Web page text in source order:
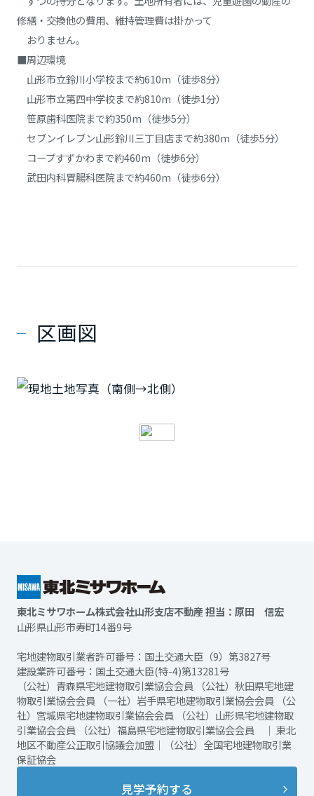
修繕・交換他の費用、維持管理費は掛かって
おりません。
■周辺環境
山形市立鈴川小学校まで約610m（徒歩8分）
山形市立第四中学校まで約810m（徒歩1分）
笹原歯科医院まで約350m（徒歩5分）
セブンイレブン山形鈴川三丁目店まで約380m（徒歩5分）
コープすずかわまで約460m（徒歩6分）
武田内科胃腸科医院まで約460m（徒歩6分）
区画図
東北ミサワホーム株式会社山形支店不動産 担当：原田 信宏
山形県山形市寿町14番9号
宅地建物取引業者許可番号：国土交通大臣（9）第3827号
建設業許可番号：国土交通大臣(特-4)第13281号
（公社）青森県宅地建物取引業協会会員 （公社）秋田県宅地建
物取引業協会会員 （一社）岩手県宅地建物取引業協会会員 （公
社）宮城県宅地建物取引業協会会員 （公社）山形県宅地建物取
引業協会会員 （公社）福島県宅地建物取引業協会会員 ｜ 東北
地区不動産公正取引協議会加盟｜（公社）全国宅地建物取引業
保証協会
見学予約する